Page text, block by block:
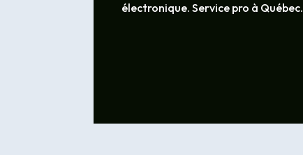
électronique. Service pro à Québec.